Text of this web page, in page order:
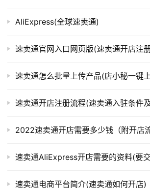
AliExpress(全球速卖通)
速卖通官网入口网页版(速卖通开店注
速卖通怎么批量上传产品(店小秘一键
速卖通开店注册流程(速卖通入驻条件
2022速卖通开店需要多少钱（附开店流
速卖通AliExpress开店需要的资料(要
速卖通电商平台简介(速卖通如何开店)